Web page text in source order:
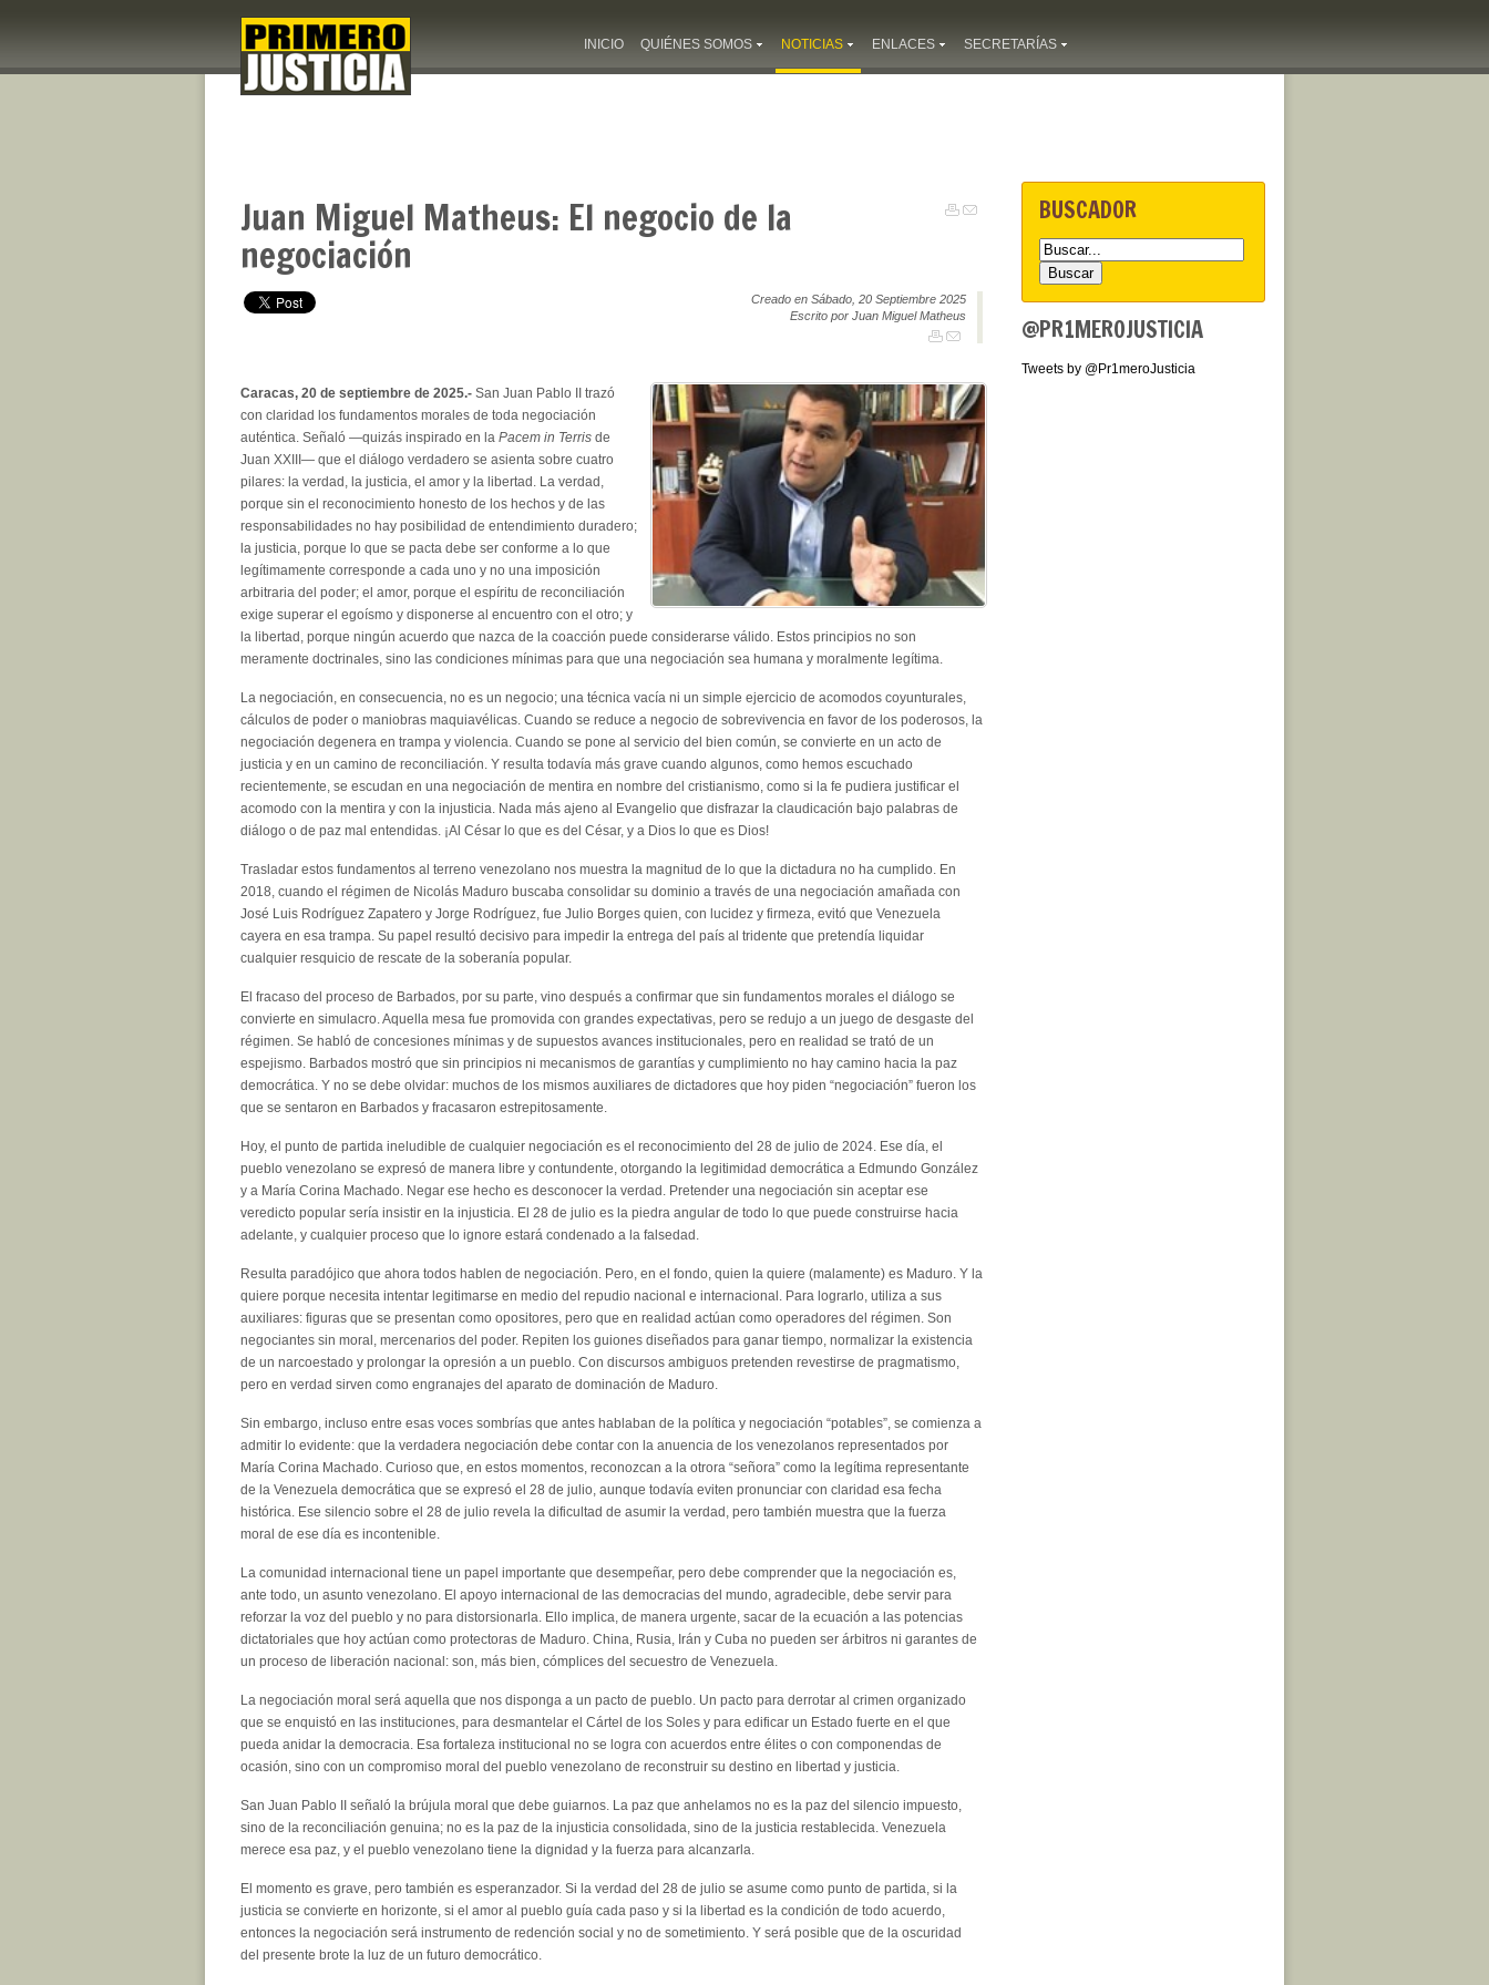
INICIO QUIÉNES SOMOS NOTICIAS ENLACES SECRETARÍAS
Juan Miguel Matheus: El negocio de la
negociación
Creado en Sábado, 20 Septiembre 2025
Escrito por Juan Miguel Matheus
Caracas, 20 de septiembre de 2025.- San Juan Pablo II trazó
con claridad los fundamentos morales de toda negociación
auténtica. Señaló —quizás inspirado en la Pacem in Terris de
Juan XXIII— que el diálogo verdadero se asienta sobre cuatro
pilares: la verdad, la justicia, el amor y la libertad. La verdad,
porque sin el reconocimiento honesto de los hechos y de las
responsabilidades no hay posibilidad de entendimiento duradero;
la justicia, porque lo que se pacta debe ser conforme a lo que
legítimamente corresponde a cada uno y no una imposición
arbitraria del poder; el amor, porque el espíritu de reconciliación
exige superar el egoísmo y disponerse al encuentro con el otro; y
la libertad, porque ningún acuerdo que nazca de la coacción puede considerarse válido. Estos principios no son
meramente doctrinales, sino las condiciones mínimas para que una negociación sea humana y moralmente legítima.
La negociación, en consecuencia, no es un negocio; una técnica vacía ni un simple ejercicio de acomodos coyunturales,
cálculos de poder o maniobras maquiavélicas. Cuando se reduce a negocio de sobrevivencia en favor de los poderosos, la
negociación degenera en trampa y violencia. Cuando se pone al servicio del bien común, se convierte en un acto de
justicia y en un camino de reconciliación. Y resulta todavía más grave cuando algunos, como hemos escuchado
recientemente, se escudan en una negociación de mentira en nombre del cristianismo, como si la fe pudiera justificar el
acomodo con la mentira y con la injusticia. Nada más ajeno al Evangelio que disfrazar la claudicación bajo palabras de
diálogo o de paz mal entendidas. ¡Al César lo que es del César, y a Dios lo que es Dios!
Trasladar estos fundamentos al terreno venezolano nos muestra la magnitud de lo que la dictadura no ha cumplido. En
2018, cuando el régimen de Nicolás Maduro buscaba consolidar su dominio a través de una negociación amañada con
José Luis Rodríguez Zapatero y Jorge Rodríguez, fue Julio Borges quien, con lucidez y firmeza, evitó que Venezuela
cayera en esa trampa. Su papel resultó decisivo para impedir la entrega del país al tridente que pretendía liquidar
cualquier resquicio de rescate de la soberanía popular.
El fracaso del proceso de Barbados, por su parte, vino después a confirmar que sin fundamentos morales el diálogo se
convierte en simulacro. Aquella mesa fue promovida con grandes expectativas, pero se redujo a un juego de desgaste del
régimen. Se habló de concesiones mínimas y de supuestos avances institucionales, pero en realidad se trató de un
espejismo. Barbados mostró que sin principios ni mecanismos de garantías y cumplimiento no hay camino hacia la paz
democrática. Y no se debe olvidar: muchos de los mismos auxiliares de dictadores que hoy piden “negociación” fueron los
que se sentaron en Barbados y fracasaron estrepitosamente.
Hoy, el punto de partida ineludible de cualquier negociación es el reconocimiento del 28 de julio de 2024. Ese día, el
pueblo venezolano se expresó de manera libre y contundente, otorgando la legitimidad democrática a Edmundo González
y a María Corina Machado. Negar ese hecho es desconocer la verdad. Pretender una negociación sin aceptar ese
veredicto popular sería insistir en la injusticia. El 28 de julio es la piedra angular de todo lo que puede construirse hacia
adelante, y cualquier proceso que lo ignore estará condenado a la falsedad.
Resulta paradójico que ahora todos hablen de negociación. Pero, en el fondo, quien la quiere (malamente) es Maduro. Y la
quiere porque necesita intentar legitimarse en medio del repudio nacional e internacional. Para lograrlo, utiliza a sus
auxiliares: figuras que se presentan como opositores, pero que en realidad actúan como operadores del régimen. Son
negociantes sin moral, mercenarios del poder. Repiten los guiones diseñados para ganar tiempo, normalizar la existencia
de un narcoestado y prolongar la opresión a un pueblo. Con discursos ambiguos pretenden revestirse de pragmatismo,
pero en verdad sirven como engranajes del aparato de dominación de Maduro.
Sin embargo, incluso entre esas voces sombrías que antes hablaban de la política y negociación “potables”, se comienza a
admitir lo evidente: que la verdadera negociación debe contar con la anuencia de los venezolanos representados por
María Corina Machado. Curioso que, en estos momentos, reconozcan a la otrora “señora” como la legítima representante
de la Venezuela democrática que se expresó el 28 de julio, aunque todavía eviten pronunciar con claridad esa fecha
histórica. Ese silencio sobre el 28 de julio revela la dificultad de asumir la verdad, pero también muestra que la fuerza
moral de ese día es incontenible.
La comunidad internacional tiene un papel importante que desempeñar, pero debe comprender que la negociación es,
ante todo, un asunto venezolano. El apoyo internacional de las democracias del mundo, agradecible, debe servir para
reforzar la voz del pueblo y no para distorsionarla. Ello implica, de manera urgente, sacar de la ecuación a las potencias
dictatoriales que hoy actúan como protectoras de Maduro. China, Rusia, Irán y Cuba no pueden ser árbitros ni garantes de
un proceso de liberación nacional: son, más bien, cómplices del secuestro de Venezuela.
La negociación moral será aquella que nos disponga a un pacto de pueblo. Un pacto para derrotar al crimen organizado
que se enquistó en las instituciones, para desmantelar el Cártel de los Soles y para edificar un Estado fuerte en el que
pueda anidar la democracia. Esa fortaleza institucional no se logra con acuerdos entre élites o con componendas de
ocasión, sino con un compromiso moral del pueblo venezolano de reconstruir su destino en libertad y justicia.
San Juan Pablo II señaló la brújula moral que debe guiarnos. La paz que anhelamos no es la paz del silencio impuesto,
sino de la reconciliación genuina; no es la paz de la injusticia consolidada, sino de la justicia restablecida. Venezuela
merece esa paz, y el pueblo venezolano tiene la dignidad y la fuerza para alcanzarla.
El momento es grave, pero también es esperanzador. Si la verdad del 28 de julio se asume como punto de partida, si la
justicia se convierte en horizonte, si el amor al pueblo guía cada paso y si la libertad es la condición de todo acuerdo,
entonces la negociación será instrumento de redención social y no de sometimiento. Y será posible que de la oscuridad
del presente brote la luz de un futuro democrático.
BUSCADOR
@PR1MEROJUSTICIA
Tweets by @Pr1meroJusticia